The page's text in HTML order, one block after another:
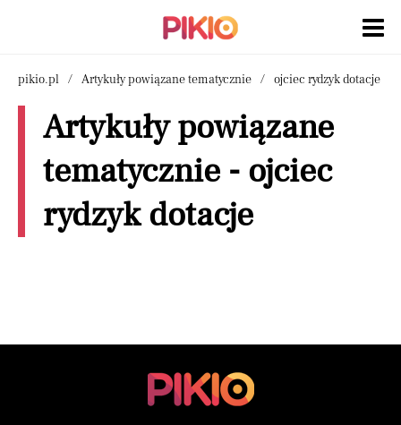
pikio.pl Artykuły powiązane tematycznie ojciec rydzyk dotacje
Artykuły powiązane
tematycznie - ojciec
rydzyk dotacje